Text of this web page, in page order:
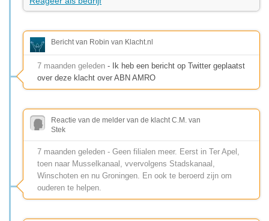
Bericht van Robin van Klacht.nl
7 maanden geleden - Ik heb een bericht op Twitter geplaatst
over deze klacht over ABN AMRO
Reactie van de melder van de klacht C.M. van
Stek
7 maanden geleden - Geen filialen meer. Eerst in Ter Apel,
toen naar Musselkanaal, vvervolgens Stadskanaal,
Winschoten en nu Groningen. En ook te beroerd zijn om
ouderen te helpen.